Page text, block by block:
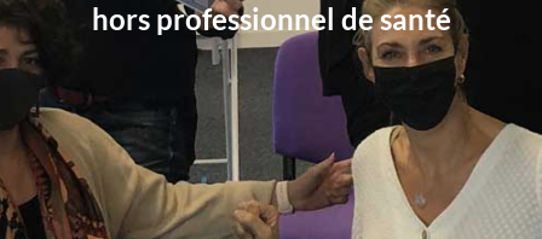
hors professionnel de santé